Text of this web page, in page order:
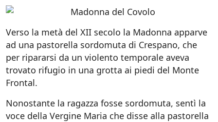
Verso la metà del XII secolo la Madonna apparve
ad una pastorella sordomuta di Crespano, che
per ripararsi da un violento temporale aveva
trovato rifugio in una grotta ai piedi del Monte
Frontal.
Nonostante la ragazza fosse sordomuta, sentì la
voce della Vergine Maria che disse alla pastorella